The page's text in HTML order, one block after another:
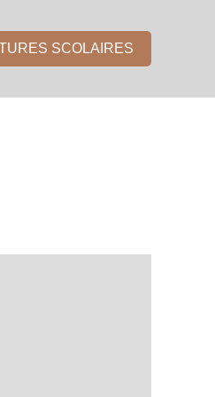
SCOLAIRES